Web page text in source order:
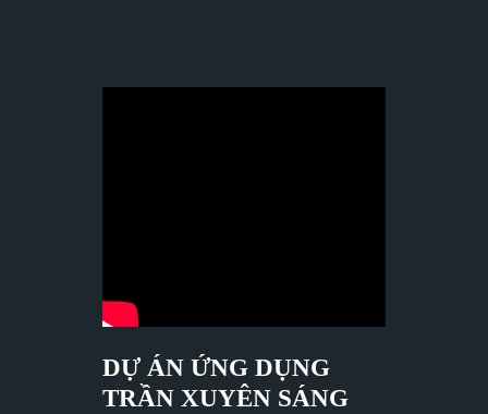
DỰ ÁN ỨNG DỤNG
TRẦN XUYÊN SÁNG